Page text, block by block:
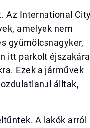
Az International
amelyek nem
gyümölcsnagyker,
itt parkolt
Ezek a járművek
álltak,
A lakók arról